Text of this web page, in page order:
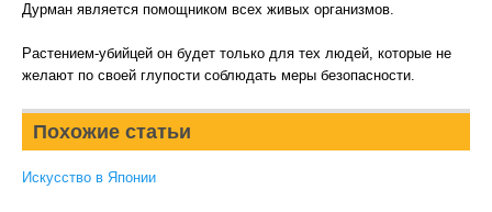
Дурман является помощником всех живых организмов.
Растением-убийцей он будет только для тех людей, которые не
желают по своей глупости соблюдать меры безопасности.
Похожие статьи
Искусство в Японии